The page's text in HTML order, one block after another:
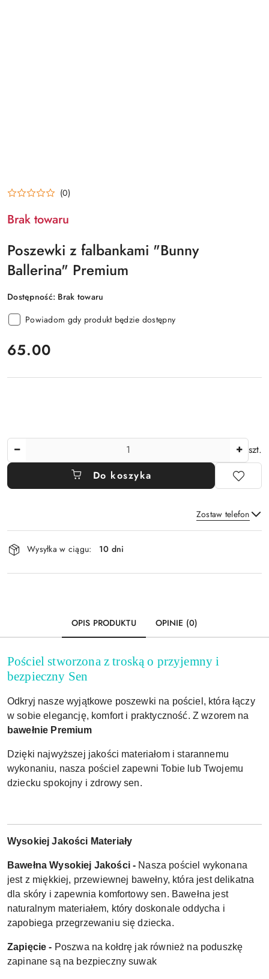
(0)
Brak towaru
Poszewki z falbankami "Bunny
Ballerina" Premium
Dostępność: Brak towaru
Powiadom gdy produkt będzie dostępny
cena:
65.00
szt.
Do koszyka
Zostaw telefon
Dostępność
i
dostawa
Wysyłka w ciągu: 10 dni
OPIS PRODUKTU OPINIE (0)
Pościel stworzona z troską o przyjemny i
bezpieczny Sen
Odkryj nasze wyjątkowe poszewki na pościel, która łączy
w sobie elegancję, komfort i praktyczność. Z wzorem na
bawełnie Premium
Dzięki najwyższej jakości materiałom i starannemu
wykonaniu, nasza pościel zapewni Tobie lub Twojemu
dziecku spokojny i zdrowy sen.
Wysokiej Jakości Materiały
Bawełna Wysokiej Jakości - Nasza pościel wykonana
jest z miękkiej, przewiewnej bawełny, która jest delikatna
dla skóry i zapewnia komfortowy sen. Bawełna jest
naturalnym materiałem, który doskonale oddycha i
zapobiega przegrzewaniu się dziecka.
Zapięcie - Poszwa na kołdrę jak również na poduszkę
zapinane są na bezpieczny suwak